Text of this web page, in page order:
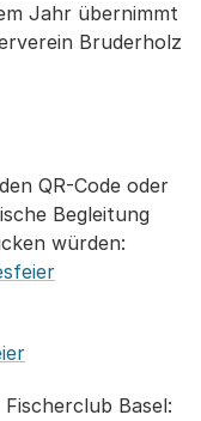
Jahr übernimmt
Bruderholz
QR-Code oder
Begleitung
würden:
Basel: